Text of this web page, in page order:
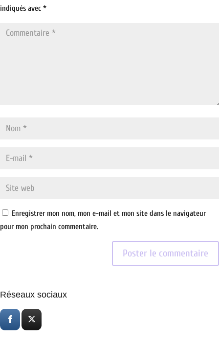
indiqués avec *
Enregistrer mon nom, mon e-mail et mon site dans le navigateur
pour mon prochain commentaire.
Réseaux sociaux